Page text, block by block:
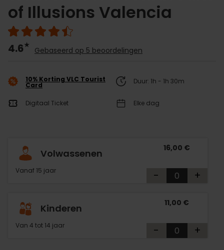
of Illusions Valencia
4.6 Gebaseerd op 5 beoordelingen
10% Korting VLC Tourist
Card Duur: 1h - 1h 30m
Digitaal Ticket Elke dag
Volwassenen
Vanaf 15 jaar
16,00 €
- +
Kinderen
Van 4 tot 14 jaar
11,00 €
- +